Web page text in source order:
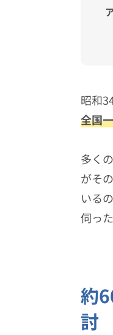
昭和
全国一
多く
がそ
いる
伺った
約
討